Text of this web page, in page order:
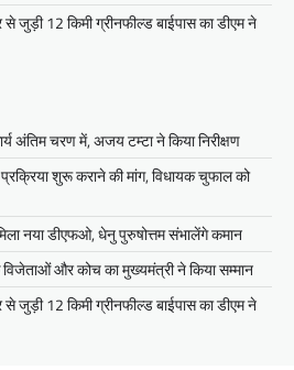
से जुड़ी 12 किमी ग्रीनफील्ड बाईपास का डीएम ने
अंतिम चरण में, अजय टम्टा ने किया निरीक्षण
शुरू कराने की मांग, विधायक चुफाल को
नया डीएफओ, धेनु पुरुषोत्तम संभालेंगे कमान
और कोच का मुख्यमंत्री ने किया सम्मान
से जुड़ी 12 किमी ग्रीनफील्ड बाईपास का डीएम ने